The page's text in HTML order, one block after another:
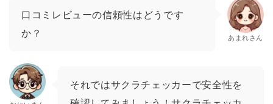
口コミレビューの信頼性はどうです
か？
あまれさん
それではサクラチェッカーで安全性を